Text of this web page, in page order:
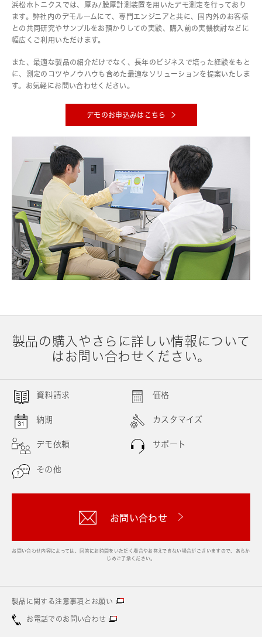
浜松ホトニクスでは、厚み/膜厚計測装置を用いたデモ測定を行っており
ます。弊社内のデモルームにて、専門エンジニアと共に、国内外のお客様
との共同研究やサンプルをお預かりしての実験、購入前の実機検討などに
幅広くご利用いただけます。
また、最適な製品の紹介だけでなく、長年のビジネスで培った経験をもと
に、測定のコツやノウハウも含めた最適なソリューションを提案いたしま
す。お気軽にお問い合わせください。
デモのお申込みはこちら
製品の購入やさらに詳しい情報について
はお問い合わせください。
資料請求 価格
納期 カスタマイズ
デモ依頼 サポート
その他
お問い合わせ
お問い合わせ内容によっては、回答にお時間をいただく場合やお答えできない場合がございますので、あらか
じめご了承ください。
製品に関する注意事項とお願い
お電話でのお問い合わせ